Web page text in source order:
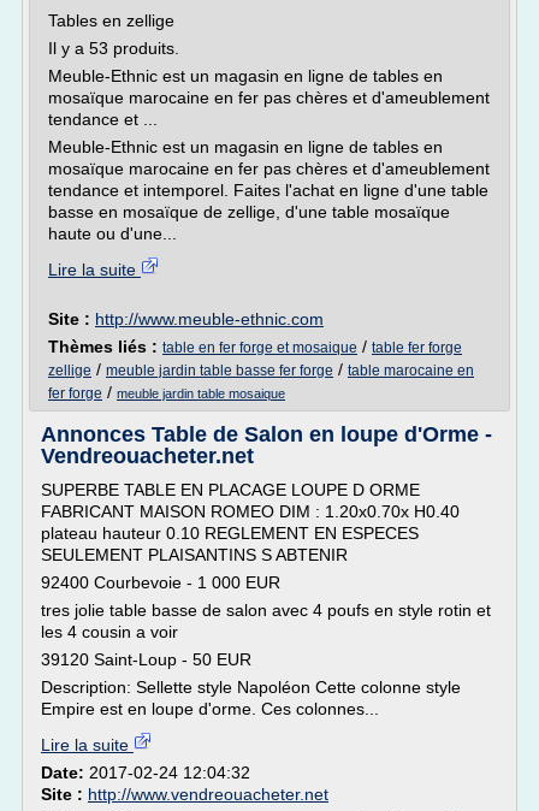
Tables en zellige
Il y a 53 produits.
Meuble-Ethnic est un magasin en ligne de tables en
mosaïque marocaine en fer pas chères et d'ameublement
tendance et ...
Meuble-Ethnic est un magasin en ligne de tables en
mosaïque marocaine en fer pas chères et d'ameublement
tendance et intemporel. Faites l'achat en ligne d'une table
basse en mosaïque de zellige, d'une table mosaïque
haute ou d'une...
Lire la suite
Site : http://www.meuble-ethnic.com
Thèmes liés : table en fer forge et mosaique / table fer forge
zellige / meuble jardin table basse fer forge / table marocaine en
fer forge / meuble jardin table mosaique
Annonces Table de Salon en loupe d'Orme -
Vendreouacheter.net
SUPERBE TABLE EN PLACAGE LOUPE D ORME
FABRICANT MAISON ROMEO DIM : 1.20x0.70x H0.40
plateau hauteur 0.10 REGLEMENT EN ESPECES
SEULEMENT PLAISANTINS S ABTENIR
92400 Courbevoie - 1 000 EUR
tres jolie table basse de salon avec 4 poufs en style rotin et
les 4 cousin a voir
39120 Saint-Loup - 50 EUR
Description: Sellette style Napoléon Cette colonne style
Empire est en loupe d'orme. Ces colonnes...
Lire la suite
Date: 2017-02-24 12:04:32
Site : http://www.vendreouacheter.net